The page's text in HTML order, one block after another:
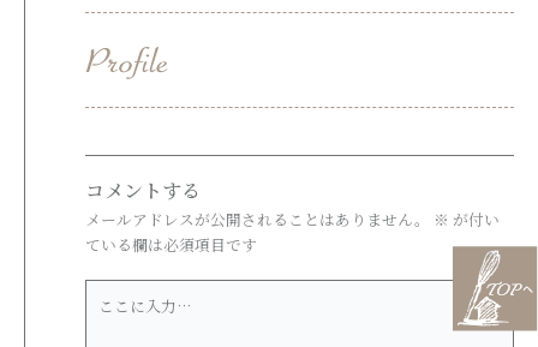
ブ
コメントする
メールアドレスが公開されることはありません。 ※ が付い
ている欄は必須項目です